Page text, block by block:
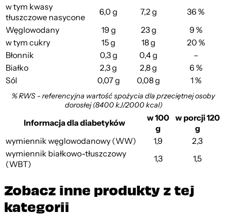
w tym kwasy
tłuszczowe nasycone
6,0 g 7,2 g
36 %
Węglowodany
19 g 23 g
9 %
w tym cukry
15 g 18 g
20 %
Błonnik
0,3 g 0,4 g
–
Białko
2,3 g 2,8 g
6 %
Sól
0,07 g 0,08 g 1 %
% RWS - referencyjna wartość spożycia dla przeciętnej osoby
dorosłej (8400 kJ/2000 kcal)
Informacja dla diabetyków
w 100
g
w porcji 120
g
wymiennik węglowodanowy (WW)
1,9
2,3
wymiennik białkowo-tłuszczowy
(WBT)
1,3 1,5
Zobacz inne produkty z tej
kategorii